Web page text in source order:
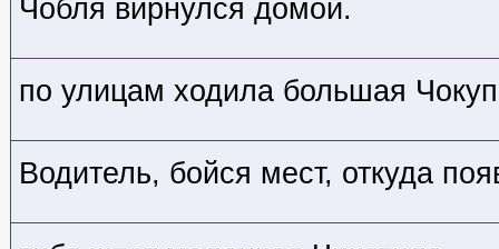
Чобля вирнулся домой.
по улицам ходила большая
Водитель, бойся мест, откуда